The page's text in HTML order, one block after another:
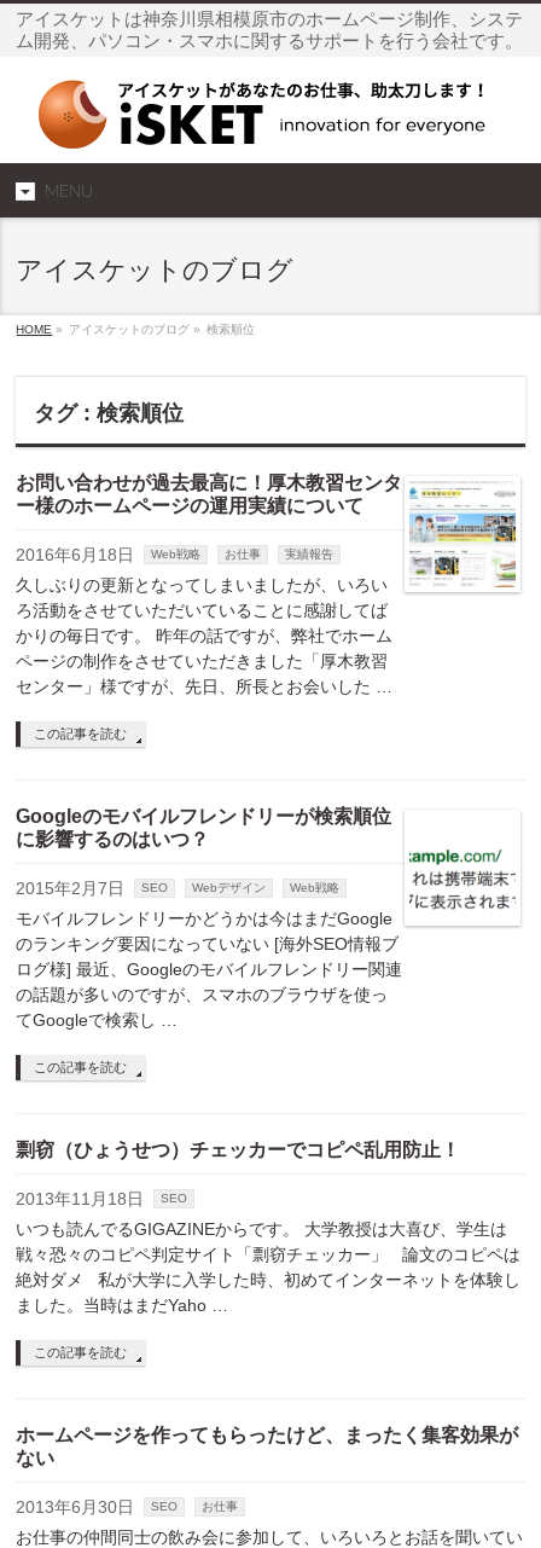
アイスケットは神奈川県相模原市のホームページ制作、システ
ム開発、パソコン・スマホに関するサポートを行う会社です。
MENU
アイスケットのブログ
HOME » アイスケットのブログ » 検索順位
タグ : 検索順位
お問い合わせが過去最高に！厚木教習センタ
ー様のホームページの運用実績について
2016年6月18日 Web戦略 お仕事 実績報告
久しぶりの更新となってしまいましたが、いろい
ろ活動をさせていただいていることに感謝してば
かりの毎日です。 昨年の話ですが、弊社でホーム
ページの制作をさせていただきました「厚木教習
センター」様ですが、先日、所長とお会いした …
この記事を読む
Googleのモバイルフレンドリーが検索順位
に影響するのはいつ？
2015年2月7日 SEO Webデザイン Web戦略
モバイルフレンドリーかどうかは今はまだGoogle
のランキング要因になっていない [海外SEO情報ブ
ログ様] 最近、Googleのモバイルフレンドリー関連
の話題が多いのですが、スマホのブラウザを使っ
てGoogleで検索し …
この記事を読む
剽窃（ひょうせつ）チェッカーでコピペ乱用防止！
2013年11月18日 SEO
いつも読んでるGIGAZINEからです。 大学教授は大喜び、学生は
戦々恐々のコピペ判定サイト「剽窃チェッカー」 論文のコピペは
絶対ダメ 私が大学に入学した時、初めてインターネットを体験し
ました。当時はまだYaho …
この記事を読む
ホームページを作ってもらったけど、まったく集客効果が
ない
2013年6月30日 SEO お仕事
お仕事の仲間同士の飲み会に参加して、いろいろとお話を聞いてい